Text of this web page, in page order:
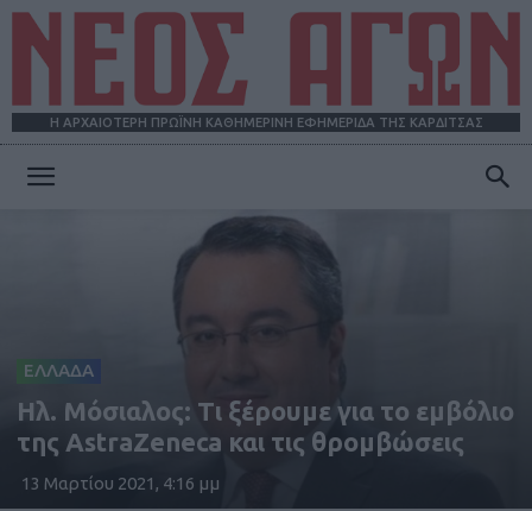
Η ΑΡΧΑΙΟΤΕΡΗ ΠΡΩΪΝΗ ΚΑΘΗΜΕΡΙΝΗ ΕΦΗΜΕΡΙΔΑ ΤΗΣ ΚΑΡΔΙΤΣΑΣ
ΕΛΛΑΔΑ
Ηλ. Μόσιαλος: Τι ξέρουμε για το εμβόλιο
της AstraZeneca και τις θρομβώσεις
13 Μαρτίου 2021, 4:16 μμ